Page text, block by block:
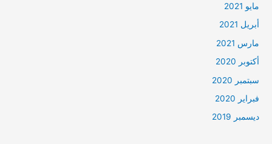
مايو 2021
أبريل 2021
مارس 2021
أكتوبر 2020
سبتمبر 2020
فبراير 2020
ديسمبر 2019